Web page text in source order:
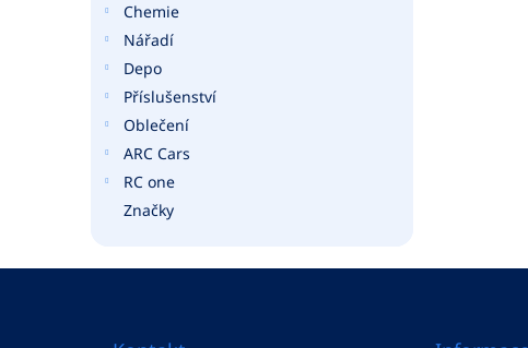
Chemie
Nářadí
Depo
Příslušenství
Oblečení
ARC Cars
RC one
Značky